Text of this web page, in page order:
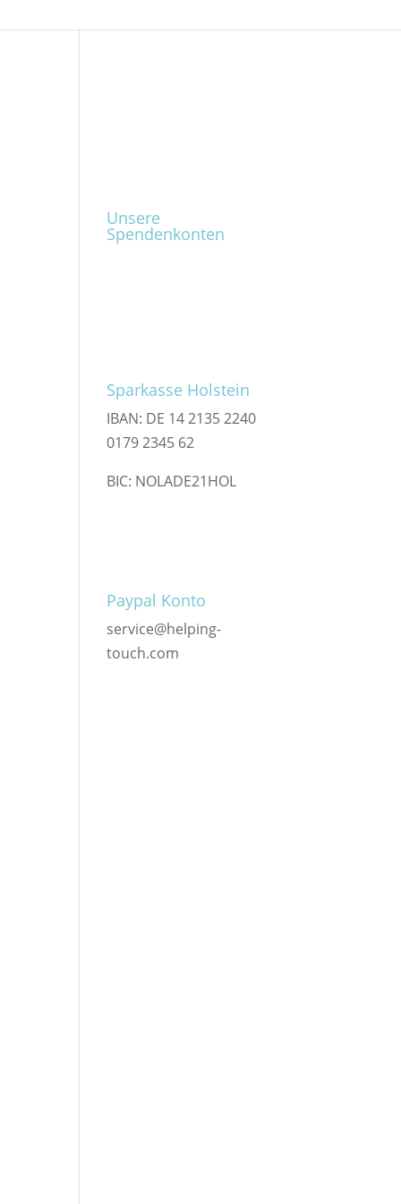
Unsere
Spendenkonten
Sparkasse Holstein
IBAN: DE 14 2135 2240
0179 2345 62
BIC: NOLADE21HOL
Paypal Konto
service@helping-
touch.com